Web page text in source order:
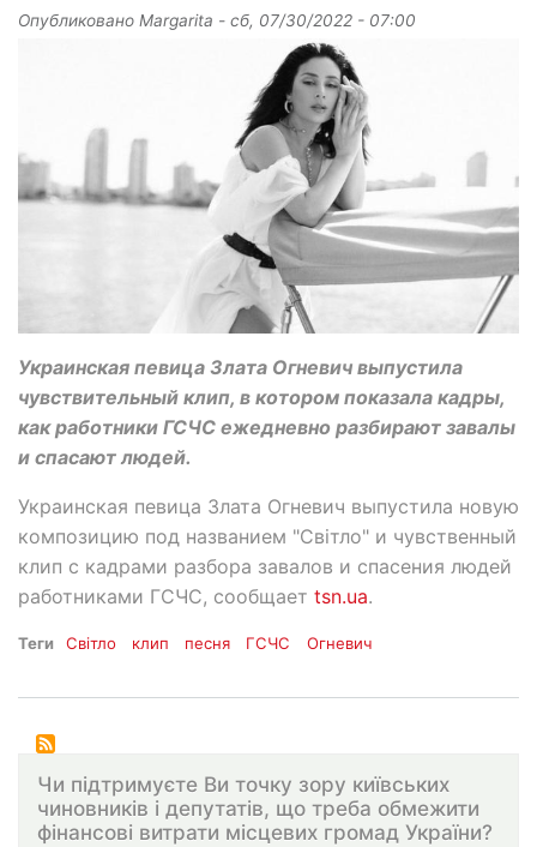
Опубликовано Margarita - сб, 07/30/2022 - 07:00
Украинская певица Злата Огневич выпустила
чувствительный клип, в котором показала кадры,
как работники ГСЧС ежедневно разбирают завалы
и спасают людей.
Украинская певица Злата Огневич выпустила новую
композицию под названием "Світло" и чувственный
клип с кадрами разбора завалов и спасения людей
работниками ГСЧС, сообщает tsn.ua.
Теги Світло клип песня ГСЧС Огневич
Чи підтримуєте Ви точку зору київських
чиновників і депутатів, що треба обмежити
фінансові витрати місцевих громад України?